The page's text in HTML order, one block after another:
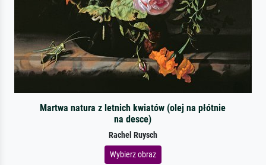
Martwa natura z letnich kwiatów (olej na płótnie
na desce)
Rachel Ruysch
Wybierz obraz